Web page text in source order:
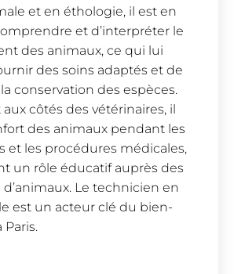
et en éthologie, il est en
et d’interpréter le
des animaux, ce qui lui
des soins adaptés et de
conservation des espèces.
aux côtés des vétérinaires, il
des animaux pendant les
et les procédures médicales,
un rôle éducatif auprès des
Le technicien en
est un acteur clé du bien-